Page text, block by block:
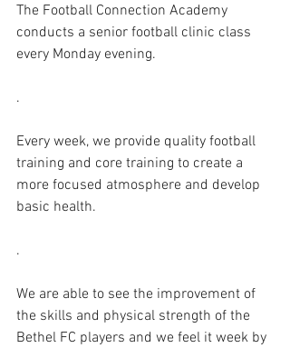
The Football Connection Academy
conducts a senior football clinic class
every Monday evening.
.
Every week, we provide quality football
training and core training to create a
more focused atmosphere and develop
basic health.
.
We are able to see the improvement of
the skills and physical strength of the
Bethel FC players and we feel it week by